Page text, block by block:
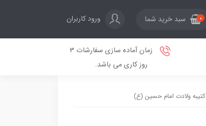
0 سبد خرید شما ورود کاربران
زمان آماده سازی سفارشات 3
روز کاری می باشد.
کتیبه ولادت امام حسین (ع)